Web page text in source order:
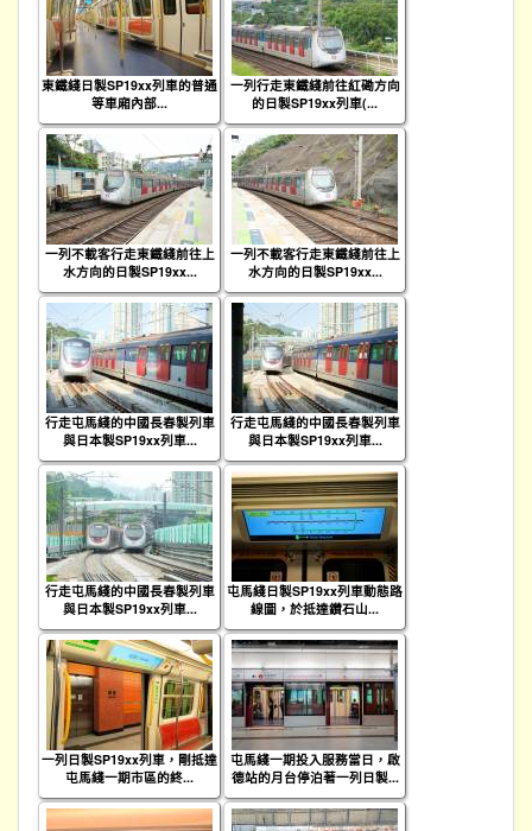
東鐵綫日製SP19xx列車的普通
等車廂內部...
一列行走東鐵綫前往紅磡方向
的日製SP19xx列車(...
一列不載客行走東鐵綫前往上
水方向的日製SP19xx...
一列不載客行走東鐵綫前往上
水方向的日製SP19xx...
行走屯馬綫的中國長春製列車
與日本製SP19xx列車...
行走屯馬綫的中國長春製列車
與日本製SP19xx列車...
行走屯馬綫的中國長春製列車
與日本製SP19xx列車...
屯馬綫日製SP19xx列車動態路
線圖，於抵達鑽石山...
一列日製SP19xx列車，剛抵達
屯馬綫一期市區的終...
屯馬綫一期投入服務當日，啟
德站的月台停泊著一列日製...